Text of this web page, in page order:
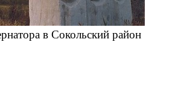
в Сокольский район